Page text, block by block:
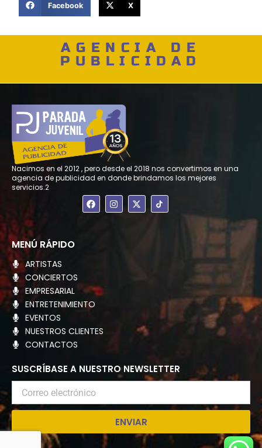
Facebook X
AGENCIA DE
PUBLICIDAD
Nacimos en el 2012 , pero desde el 2018 nos convertimos en una
agencia de publicidad en donde brindamos los mejores
servicios.2
F
a
c
I
n
s
X
-
t
MENÚ RÁPIDO
ARTISTAS
CONCIERTOS
EMPRESARIAL
ENTRETENIMIENTO
EVENTOS
NUESTROS CLIENTES
CONTACTOS
SUSCRÍBASE A NUESTRO NEWSLETTER
electrónico
ENVIAR